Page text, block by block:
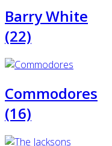
Barry White
(22)
Commodores
(16)